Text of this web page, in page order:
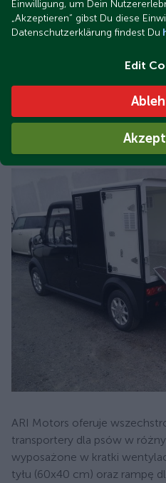
ARI Motors oferuje
transportery dla psów w
wyposażone w kratki
tyłu (60x40 cm) oraz rampę
Einwilligung, um Dein
„Akzeptieren“ gibst Du diese
Datenschutzerklärung findest Du
Edit